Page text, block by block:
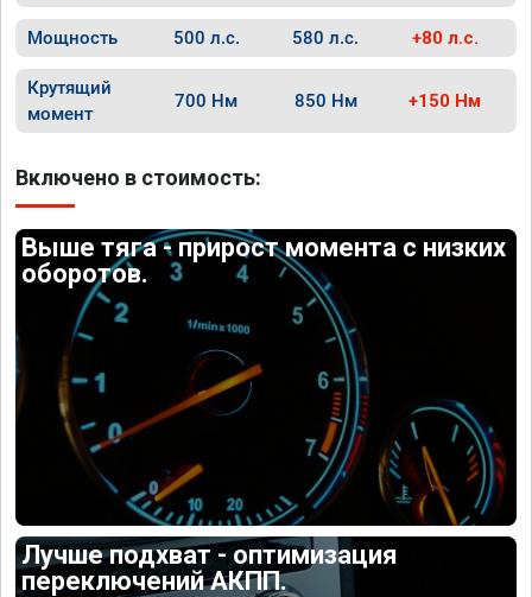
Мощность 500 л.с. 580 л.с. +80 л.с.
Крутящий
момент
700 Нм 850 Нм +150 Нм
Включено в стоимость:
Выше тяга - прирост момента с низких
оборотов.
Лучше подхват - оптимизация
переключений АКПП.